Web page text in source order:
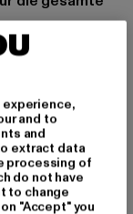
and to
and
extract data
processing of
do not have
to change
"Accept" you